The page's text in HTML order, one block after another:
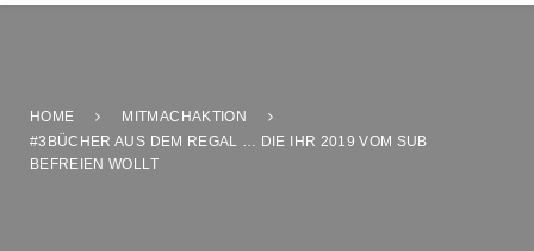
HOME
MITMACHAKTION
#3BÜCHER AUS DEM REGAL … DIE IHR 2019 VOM SUB
BEFREIEN WOLLT